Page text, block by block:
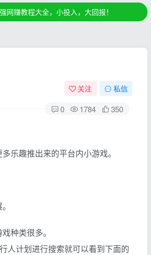
赚教程大全，小投入，大回报！
关注 私信
0 1784 350
乐趣推出来的平台内小游戏。
种类很多。
人计划进行搜索就可以看到下面的